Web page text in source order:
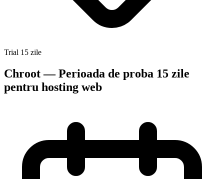
Trial 15 zile
Chroot — Perioada de proba 15 zile
pentru hosting web